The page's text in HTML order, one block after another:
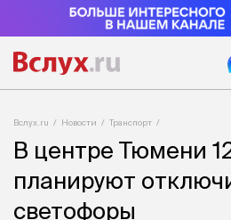
Вслух.ru Новости Транспорт
В центре Тюмени
планируют
светофоры